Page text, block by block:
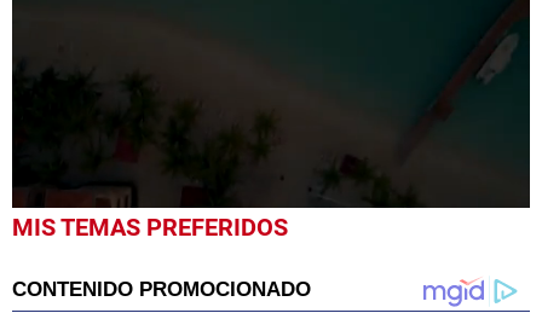
0
seconds
minutes,
MIS TEMAS PREFERIDOS